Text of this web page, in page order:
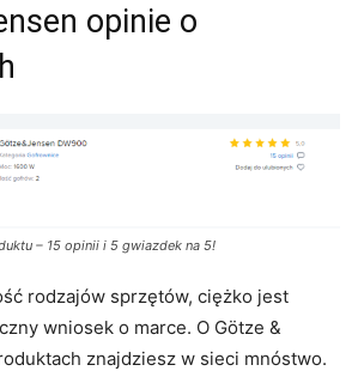
opinie o
– 15 opinii i 5 gwiazdek na 5!
rodzajów sprzętów, ciężko jest
wniosek o marce. O Götze &
znajdziesz w sieci mnóstwo.